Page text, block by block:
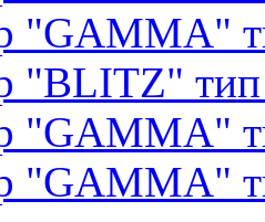
"GAMMA"
"BLITZ"
"GAMMA"
"GAMMA"